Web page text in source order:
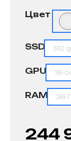
244
Цвет
SSD 512
GPU 18-
RAM 36